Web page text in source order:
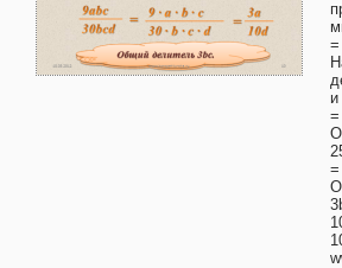
=
=
=